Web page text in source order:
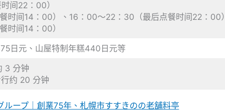
间22：00）
时间14：00）、16：00～22：30（最后点餐时间22：00）
时间14：00）
日元、山屋特制年糕440日元等
3 分钟
行约 20 分钟
ープ｜創業75年、札幌市すすきのの老舗料亭